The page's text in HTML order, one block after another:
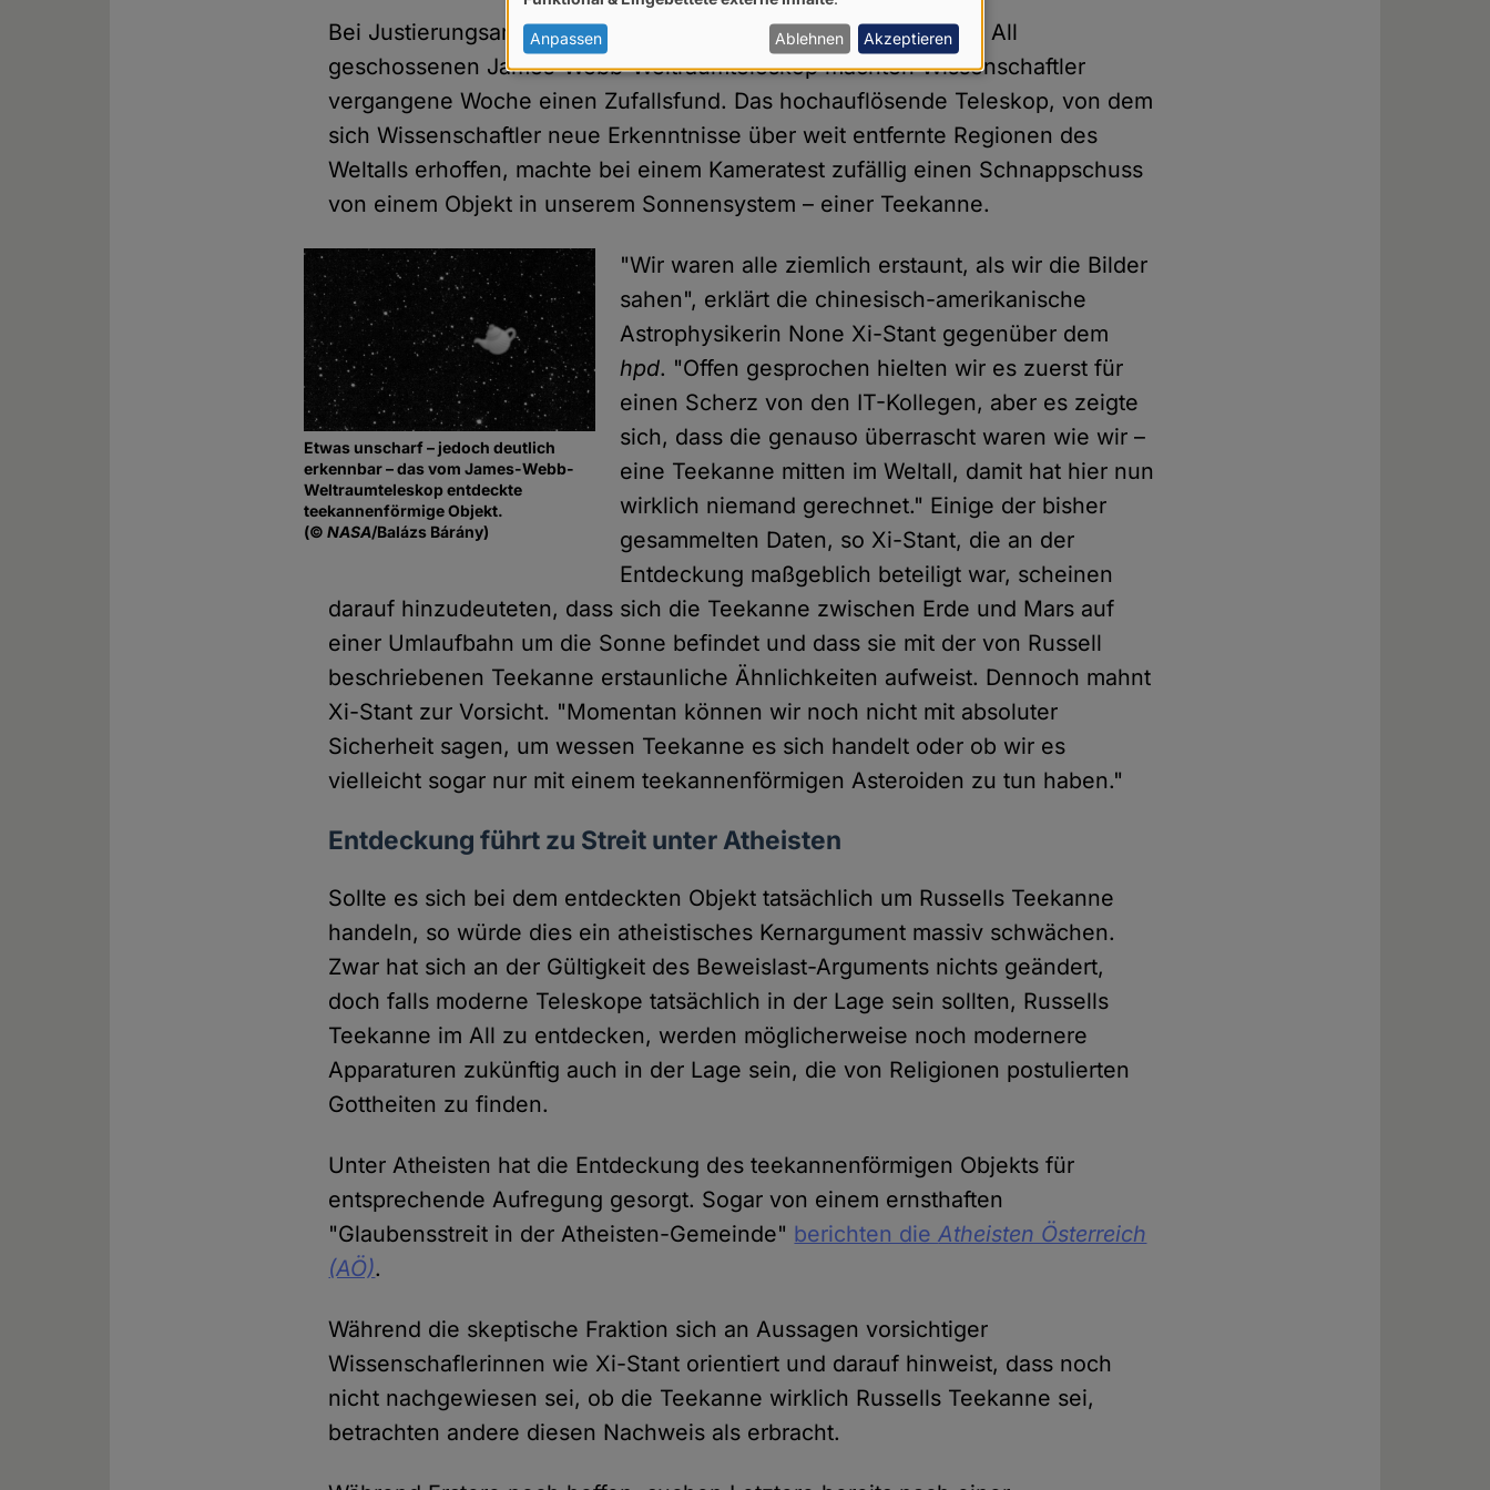
Bei Justierungsarbeiten am erst im vergangenen Dezember ins All
geschossenen James-Webb-Weltraumteleskop machten Wissenschaftler
vergangene Woche einen Zufallsfund. Das hochauflösende Teleskop, von dem
sich Wissenschaftler neue Erkenntnisse über weit entfernte Regionen des
Weltalls erhoffen, machte bei einem Kameratest zufällig einen Schnappschuss
von einem Objekt in unserem Sonnensystem – einer Teekanne.
Etwas unscharf – jedoch deutlich
erkennbar – das vom James-Webb-
Weltraumteleskop entdeckte
teekannenförmige Objekt.
(© NASA/Balázs Bárány)
"Wir waren alle ziemlich erstaunt, als wir die Bilder
sahen", erklärt die chinesisch-amerikanische
Astrophysikerin None Xi-Stant gegenüber dem
hpd. "Offen gesprochen hielten wir es zuerst für
einen Scherz von den IT-Kollegen, aber es zeigte
sich, dass die genauso überrascht waren wie wir –
eine Teekanne mitten im Weltall, damit hat hier nun
wirklich niemand gerechnet." Einige der bisher
gesammelten Daten, so Xi-Stant, die an der
Entdeckung maßgeblich beteiligt war, scheinen
darauf hinzudeuteten, dass sich die Teekanne zwischen Erde und Mars auf
einer Umlaufbahn um die Sonne befindet und dass sie mit der von Russell
beschriebenen Teekanne erstaunliche Ähnlichkeiten aufweist. Dennoch mahnt
Xi-Stant zur Vorsicht. "Momentan können wir noch nicht mit absoluter
Sicherheit sagen, um wessen Teekanne es sich handelt oder ob wir es
vielleicht sogar nur mit einem teekannenförmigen Asteroiden zu tun haben."
Entdeckung führt zu Streit unter Atheisten
Sollte es sich bei dem entdeckten Objekt tatsächlich um Russells Teekanne
handeln, so würde dies ein atheistisches Kernargument massiv schwächen.
Zwar hat sich an der Gültigkeit des Beweislast-Arguments nichts geändert,
doch falls moderne Teleskope tatsächlich in der Lage sein sollten, Russells
Teekanne im All zu entdecken, werden möglicherweise noch modernere
Apparaturen zukünftig auch in der Lage sein, die von Religionen postulierten
Gottheiten zu finden.
Unter Atheisten hat die Entdeckung des teekannenförmigen Objekts für
entsprechende Aufregung gesorgt. Sogar von einem ernsthaften
"Glaubensstreit in der Atheisten-Gemeinde" berichten dieAtheisten Österreich
(AÖ).
Während die skeptische Fraktion sich an Aussagen vorsichtiger
Wissenschaflerinnen wie Xi-Stant orientiert und darauf hinweist, dass noch
nicht nachgewiesen sei, ob die Teekanne wirklich Russells Teekanne sei,
betrachten andere diesen Nachweis als erbracht.
von
personenbezogenen
Daten
und
Cookies
Anpassen Ablehnen Akzeptieren